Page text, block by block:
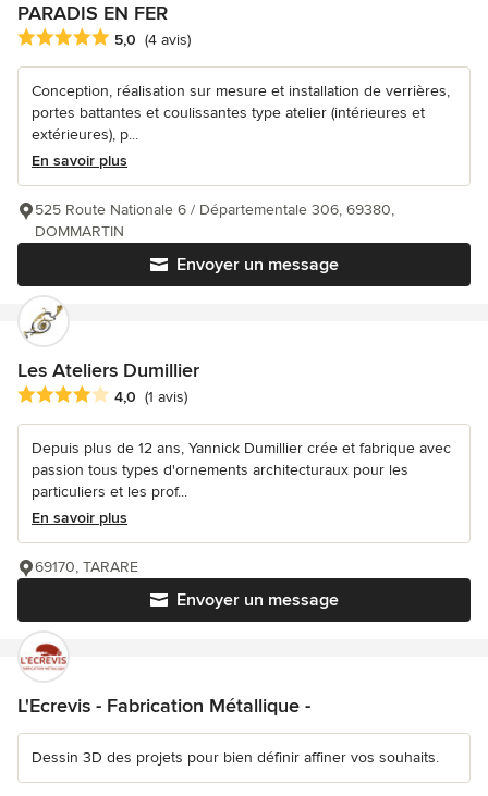
PARADIS EN FER
Note moyenne : 5 étoiles sur 5
5,0 (4 avis)
Conception, réalisation sur mesure et installation de verrières,
portes battantes et coulissantes type atelier (intérieures et
extérieures), p...
En savoir plus
Envoyer un message
525 Route Nationale 6 / Départementale 306, 69380,
DOMMARTIN
Les Ateliers Dumillier
Note moyenne : 4 étoiles sur 5
4,0 (1 avis)
Depuis plus de 12 ans, Yannick Dumillier crée et fabrique avec
passion tous types d'ornements architecturaux pour les
particuliers et les prof...
En savoir plus
Envoyer un message
69170, TARARE
L'Ecrevis - Fabrication Métallique -
Dessin 3D des projets pour bien définir affiner vos souhaits.